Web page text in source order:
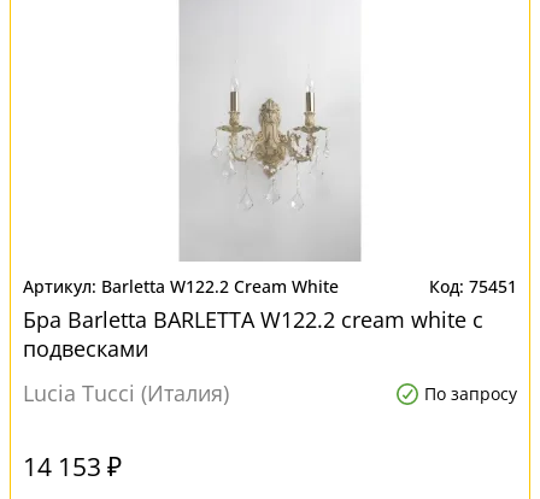
Barletta W122.2 Cream White 75451
Бра Barletta BARLETTA W122.2 cream white с
подвесками
Lucia Tucci (Италия)
По запросу
14 153 ₽